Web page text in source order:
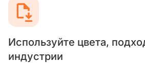
Используйте цвета,
индустрии